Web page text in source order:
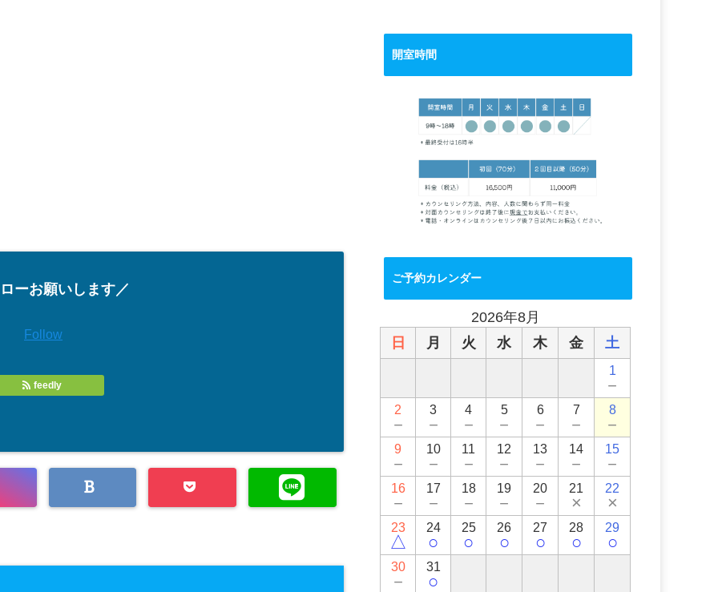
ーお願いします／
Follow
feedly
開室時間
ご予約カレンダー
2026年8月
日
月 火 水 木 金 土
1
－
2
－
3
－
4
－
5
－
6
－
7
－
8
－
9
－
10
－
11
－
12
－
13
－
14
－
15
－
16
－
17
－
18
－
19
－
20
－
21
×
22
×
23
△
24
○
25
○
26
○
27
○
28
○
29
○
30
－
31
○